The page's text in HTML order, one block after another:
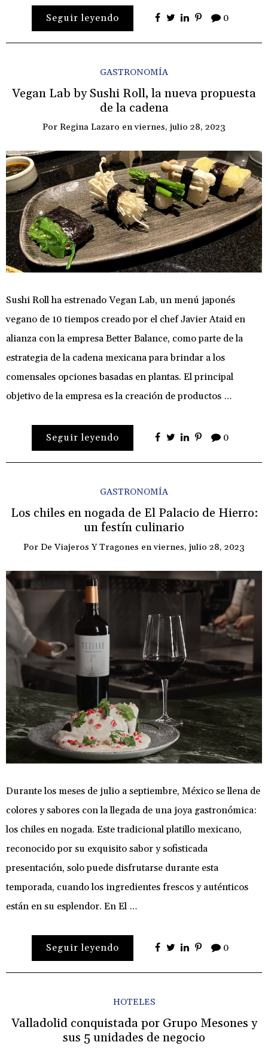
Seguir leyendo 0
GASTRONOMÍA
Vegan Lab by Sushi Roll, la nueva propuesta
de la cadena
Por Regina Lazaro enviernes, julio 28, 2023
Sushi Roll ha estrenado Vegan Lab, un menú japonés
vegano de 10 tiempos creado por el chef Javier Ataid en
alianza con la empresa Better Balance, como parte de la
estrategia de la cadena mexicana para brindar a los
comensales opciones basadas en plantas. El principal
objetivo de la empresa es la creación de productos …
Seguir leyendo 0
GASTRONOMÍA
Los chiles en nogada de El Palacio de Hierro:
un festín culinario
Por De Viajeros Y Tragones enviernes, julio 28, 2023
Durante los meses de julio a septiembre, México se llena de
colores y sabores con la llegada de una joya gastronómica:
los chiles en nogada. Este tradicional platillo mexicano,
reconocido por su exquisito sabor y sofisticada
presentación, solo puede disfrutarse durante esta
temporada, cuando los ingredientes frescos y auténticos
están en su esplendor. En El …
Seguir leyendo 0
HOTELES
Valladolid conquistada por Grupo Mesones y
sus 5 unidades de negocio